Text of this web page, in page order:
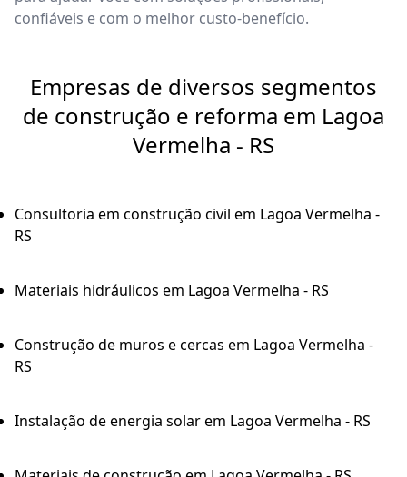
confiáveis e com o melhor custo-benefício.
Empresas de diversos segmentos
de construção e reforma em Lagoa
Vermelha - RS
Consultoria em construção civil em Lagoa Vermelha -
RS
Materiais hidráulicos em Lagoa Vermelha - RS
Construção de muros e cercas em Lagoa Vermelha -
RS
Instalação de energia solar em Lagoa Vermelha - RS